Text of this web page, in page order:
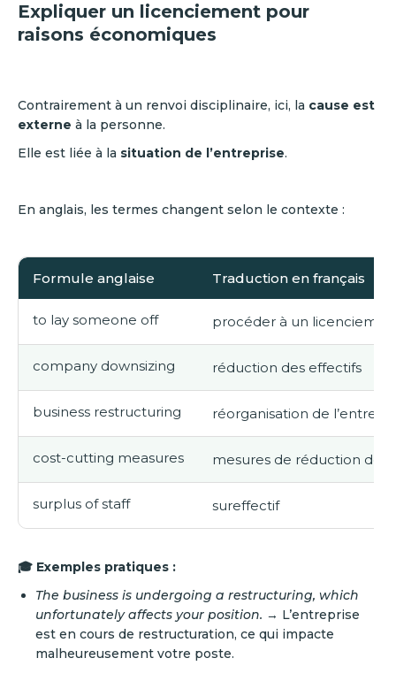
Expliquer un licenciement pour
raisons économiques
Contrairement à un renvoi disciplinaire, ici, la cause est
externe à la personne.
Elle est liée à la situation de l’entreprise.
En anglais, les termes changent selon le contexte :
Formule anglaise Traduction en français
to lay someone off procéder à un
company downsizing réduction des effectifs
business restructuring réorganisation de
cost-cutting measures mesures de réduction des
surplus of staff sureffectif
🎓 Exemples pratiques :
The business is undergoing a restructuring, which
unfortunately affects your position. → L’entreprise
est en cours de restructuration, ce qui impacte
malheureusement votre poste.